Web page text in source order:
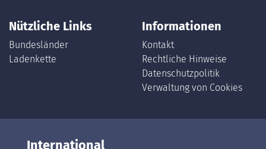
Nützliche Links
Bundesländer
Ladenkette
Informationen
Kontakt
Rechtliche Hinweise
Datenschutzpolitik
Verwaltung von Cookies
International